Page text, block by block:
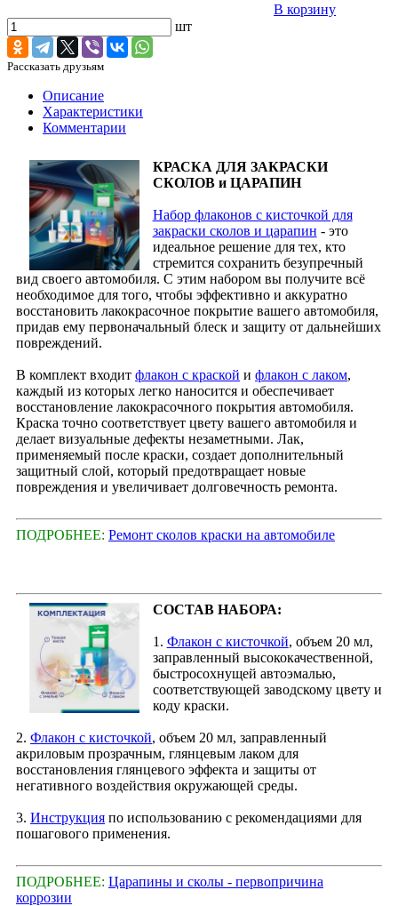
В корзину
шт
Рассказать друзьям
Описание
Характеристики
Комментарии
КРАСКА ДЛЯ ЗАКРАСКИ
СКОЛОВ и ЦАРАПИН
Набор флаконов с кисточкой для
закраски сколов и царапин - это
идеальное решение для тех, кто
стремится сохранить безупречный
вид своего автомобиля. С этим набором вы получите всё
необходимое для того, чтобы эффективно и аккуратно
восстановить лакокрасочное покрытие вашего автомобиля,
придав ему первоначальный блеск и защиту от дальнейших
повреждений.
В комплект входит флакон с краской и флакон с лаком,
каждый из которых легко наносится и обеспечивает
восстановление лакокрасочного покрытия автомобиля.
Краска точно соответствует цвету вашего автомобиля и
делает визуальные дефекты незаметными. Лак,
применяемый после краски, создает дополнительный
защитный слой, который предотвращает новые
повреждения и увеличивает долговечность ремонта.
ПОДРОБНЕЕ: Ремонт сколов краски на автомобиле
СОСТАВ НАБОРА:
1. Флакон с кисточкой, объем 20 мл,
заправленный высококачественной,
быстросохнущей автоэмалью,
соответствующей заводскому цвету и
коду краски.
2. Флакон с кисточкой, объем 20 мл, заправленный
акриловым прозрачным, глянцевым лаком для
восстановления глянцевого эффекта и защиты от
негативного воздействия окружающей среды.
3. Инструкция по использованию с рекомендациями для
пошагового применения.
ПОДРОБНЕЕ: Царапины и сколы - первопричина
коррозии